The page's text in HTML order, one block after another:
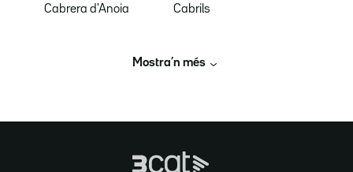
Cabrera d'Anoia
Cabrils
Mostra’n més